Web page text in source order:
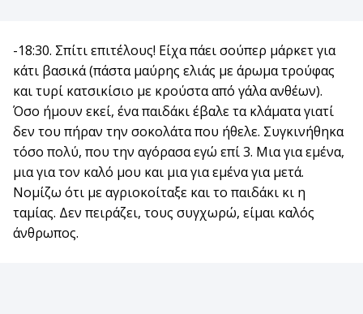
-18:30. Σπίτι επιτέλους! Είχα πάει σούπερ μάρκετ για
κάτι βασικά (πάστα μαύρης ελιάς με άρωμα τρούφας
και τυρί κατσικίσιο με κρούστα από γάλα ανθέων).
Όσο ήμουν εκεί, ένα παιδάκι έβαλε τα κλάματα γιατί
δεν του πήραν την σοκολάτα που ήθελε. Συγκινήθηκα
τόσο πολύ, που την αγόρασα εγώ επί 3. Μια για εμένα,
μια για τον καλό μου και μια για εμένα για μετά.
Νομίζω ότι με αγριοκοίταξε και το παιδάκι κι η
ταμίας. Δεν πειράζει, τους συγχωρώ, είμαι καλός
άνθρωπος.